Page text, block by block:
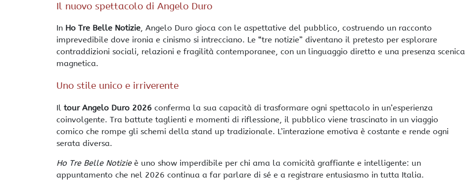
Il nuovo spettacolo di Angelo Duro
In Ho Tre Belle Notizie, Angelo Duro gioca con le aspettative del pubblico, costruendo un racconto
imprevedibile dove ironia e cinismo si intrecciano. Le “tre notizie” diventano il pretesto per esplorare
contraddizioni sociali, relazioni e fragilità contemporanee, con un linguaggio diretto e una presenza scenica
magnetica.
Uno stile unico e irriverente
Il tour Angelo Duro 2026 conferma la sua capacità di trasformare ogni spettacolo in un’esperienza
coinvolgente. Tra battute taglienti e momenti di riflessione, il pubblico viene trascinato in un viaggio
comico che rompe gli schemi della stand up tradizionale. L’interazione emotiva è costante e rende ogni
serata diversa.
Ho Tre Belle Notizieè uno show imperdibile per chi ama la comicità graffiante e intelligente: un
appuntamento che nel 2026 continua a far parlare di sé e a registrare entusiasmo in tutta Italia.